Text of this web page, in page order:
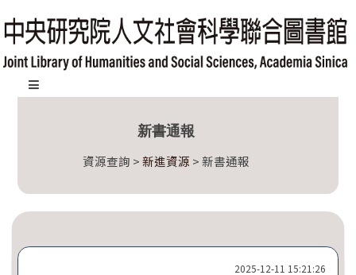
跳
到
主
內
新書通報
資源查詢 >新進資源 > 新書通報
2025-12-11 15:21:26